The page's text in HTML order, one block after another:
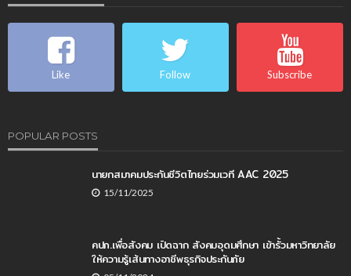
Like Follow Subscribe
POPULAR POSTS
นายกสมาคมประกันชีวิตไทยร่วมเวที AAC 2025
15/11/2025
คปภ.เพื่อสังคม เปิดฉาก สังคมอุดมศึกษา เข้ารั้วมหาวิทยาลัย
ให้ความรู้เส้นทางอาชีพธุรกิจประกันภัย